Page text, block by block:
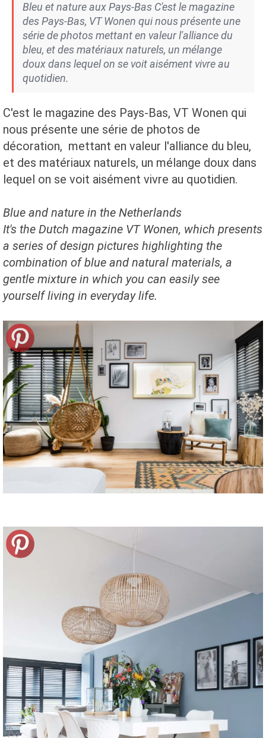
Bleu et nature aux Pays-Bas C'est le magazine
des Pays-Bas, VT Wonen qui nous présente une
série de photos mettant en valeur l'alliance du
bleu, et des matériaux naturels, un mélange
doux dans lequel on se voit aisément vivre au
quotidien.
C'est le magazine des Pays-Bas, VT Wonen qui
nous présente une série de photos de
décoration, mettant en valeur l'alliance du bleu,
et des matériaux naturels, un mélange doux dans
lequel on se voit aisément vivre au quotidien.
Blue and nature in the Netherlands
It's the Dutch magazine VT Wonen, which presents
a series of design pictures highlighting the
combination of blue and natural materials, a
gentle mixture in which you can easily see
yourself living in everyday life.